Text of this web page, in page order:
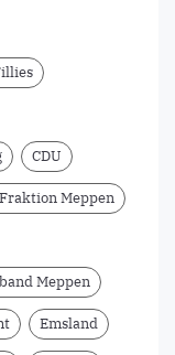
CDU
Meppen
Meppen
Emsland